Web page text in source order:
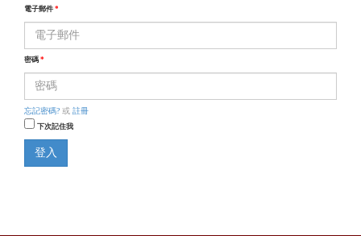
電子郵件 *
密碼 *
忘記密碼? 或 註冊
下次記住我
登入